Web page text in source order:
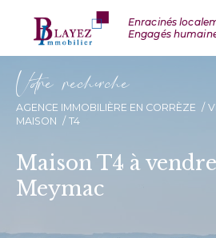
Vore recece
AGENCE IMMOBILIÈRE EN CORRÈZE
MAISON
T4
Maison T4 à
Meymac